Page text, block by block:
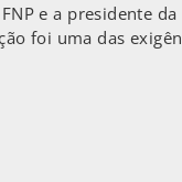
e a presidente
foi uma das